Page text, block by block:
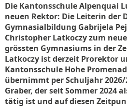
Die Kantonsschule Alpenquai
neuen Rektor: Die Leiterin der
Gymnasialbildung Gabrijela
Christopher Latkoczy zum
grössten Gymnasiums in der
Latkoczy ist derzeit Prorektor
Kantonsschule Hohe
übernimmt per Schuljahr 2026/
Graber, der seit Sommer 2024
tätig ist und auf diesen